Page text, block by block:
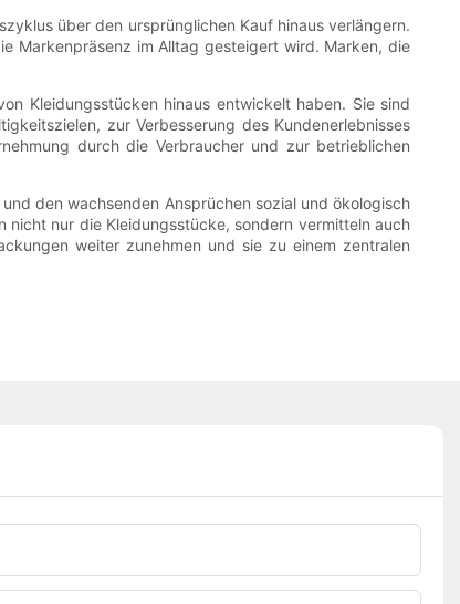
über den ursprünglichen Kauf hinaus verlängern.
Markenpräsenz im Alltag gesteigert wird. Marken, die
Kleidungsstücken hinaus entwickelt haben. Sie sind
zur Verbesserung des Kundenerlebnisses
durch die Verbraucher und zur betrieblichen
den wachsenden Ansprüchen sozial und ökologisch
nur die Kleidungsstücke, sondern vermitteln auch
weiter zunehmen und sie zu einem zentralen